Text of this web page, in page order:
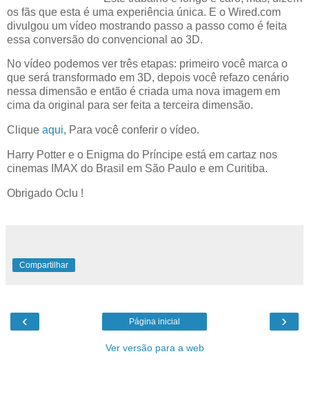
os fãs que esta é uma experiência única. E o Wired.com
divulgou um vídeo mostrando passo a passo como é feita
essa conversão do convencional ao 3D.
No vídeo podemos ver três etapas: primeiro você marca o
que será transformado em 3D, depois você refazo cenário
nessa dimensão e então é criada uma nova imagem em
cima da original para ser feita a terceira dimensão.
Clique aqui, Para você conferir o vídeo.
Harry Potter e o Enigma do Príncipe está em cartaz nos
cinemas IMAX do Brasil em São Paulo e em Curitiba.
Obrigado Oclu !
Compartilhar
‹ ›
Página inicial
Ver versão para a web